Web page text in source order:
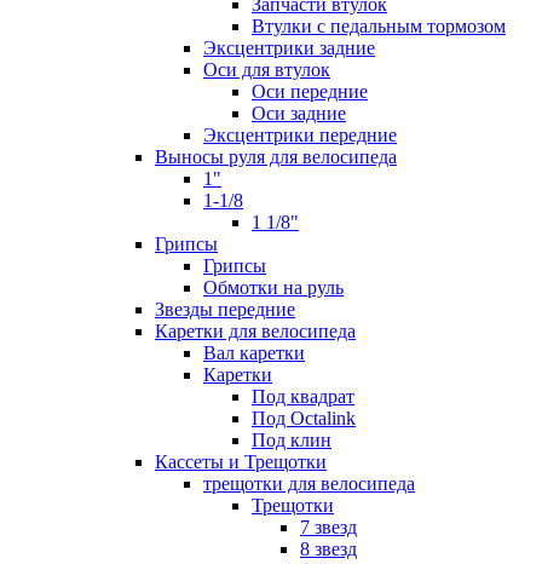
Втулки с педальным тормозом
Эксцентрики задние
Оси для втулок
Оси передние
Оси задние
Эксцентрики передние
Выносы руля для велосипеда
1"
1-1/8
1 1/8"
Грипсы
Грипсы
Обмотки на руль
Звезды передние
Каретки для велосипеда
Вал каретки
Каретки
Под квадрат
Под Octalink
Под клин
Кассеты и Трещотки
трещотки для велосипеда
Трещотки
7 звезд
8 звезд